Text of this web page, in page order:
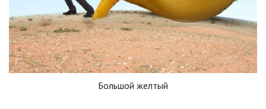
Большой желтый